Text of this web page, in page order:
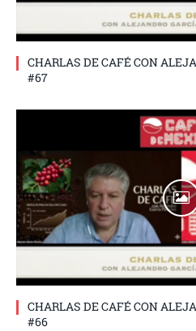
CHARLAS DE CAFÉ CON
#67
CHARLAS DE CAFÉ CON
#66